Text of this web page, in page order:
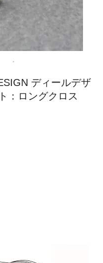
ディールデザ
：ロングクロス